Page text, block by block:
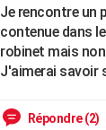
Je rencontre un
contenue dans
robinet mais
J'aimerai savoir
Répondre (2)